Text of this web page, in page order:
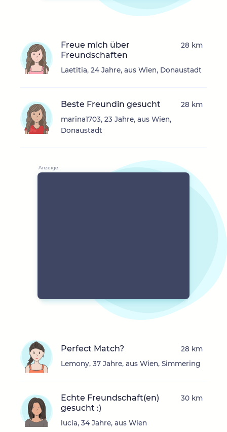
Freue mich über
Freundschaften
Laetitia, 24 Jahre, aus Wien, Donaustadt
28 km
Beste Freundin gesucht
marina1703, 23 Jahre, aus Wien,
Donaustadt
28 km
Perfect Match?
Lemony, 37 Jahre, aus Wien, Simmering
28 km
Echte Freundschaft(en)
gesucht :)
lucia, 34 Jahre, aus Wien
30 km